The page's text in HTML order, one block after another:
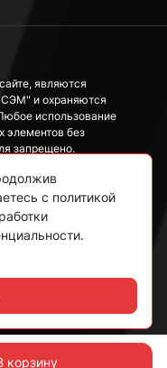
корзину
являются
и охраняются
использование
элементов без
запрещено.
исключительно
как
ГК РФ.
с политикой
Чат